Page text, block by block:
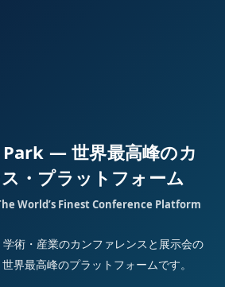
— 世界最高峰のカ
・プラットフォーム
World’s Finest Conference Platform
術・産業のカンファレンスと展示会の
界最高峰のプラットフォームです。